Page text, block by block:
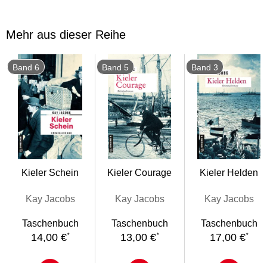
Mehr aus dieser Reihe
Band 6
Kieler Schein
Kay Jacobs
Taschenbuch
14,00 €*
Band 5
Kieler Courage
Kay Jacobs
Taschenbuch
13,00 €*
Band 3
Kieler Helden
Kay Jacobs
Taschenbuch
17,00 €*